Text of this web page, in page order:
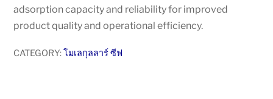
adsorption capacity and reliability for improved
product quality and operational efficiency.
CATEGORY:โมเลกุลลาร์ ซีฟ